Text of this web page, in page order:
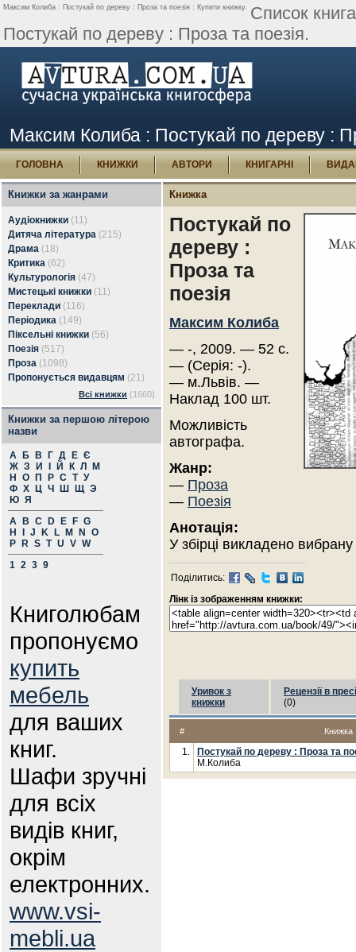
Максим Колиба : Постукай по дереву : Проза та поезія : Купити книжку. Список
Постукай по дереву : Проза та поезія.
Максим Колиба : Постукай по дереву :
ГОЛОВНА КНИЖКИ АВТОРИ КНИГАРНІ
Книжки за жанрами
Аудіокнижки (11)
Дитяча література (215)
Драма (18)
Критика (62)
Культурологія (47)
Мистецькі книжки (11)
Переклади (116)
Періодика (149)
Піксельні книжки (56)
Поезія (517)
Проза (1098)
Пропонується видавцям (21)
Всі книжки (1660)
Книжки за першою літерою
назви
А Б В Г Д Е Є
Ж З И Й К Л
М
Н
О П Р С Т У
Ф Х Ц Ч Ш Щ Э
Ю Я
A
B C D E F G
H
J K L M N
O
P
R S T U V W
1 2 3 9
Книголюбам
пропонуємо
купить
мебель
для ваших
книг.
Шафи зручні
для всіх
видів книг,
окрім
електронних.
www.vsi-
mebli.ua
Книжка
Постукай по
дереву :
Проза та
поезія
Максим Колиба
— -, 2009. — 52 с.
— (Серія: -).
— м.Львів. —
Наклад 100 шт.
Можливість
автографа.
Жанр:
— Проза
— Поезія
Анотація:
У збірці викладено
Поділитись:
Лінк із зображенням книжки:
Уривок з
книжки
Рецензії в пресі
(0)
# Книжка
1.
Постукай по дереву : Проза та
М.Колиба